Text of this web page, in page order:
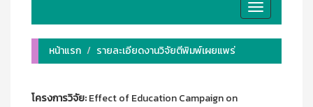
Toggle
navigation
หน้าแรก
รายละเอียดงานวิจัยตีพิมพ์เผยแพร่
โครงการวิจัย:Effect of Education Campaign on